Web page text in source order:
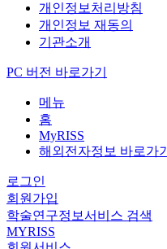
개인정보처리방침
개인정보 재동의
기관소개
PC 버전 바로가기
메뉴
홈
MyRISS
해외전자정보 바로가기
로그인
회원가입
학술연구정보서비스 검색
MYRISS